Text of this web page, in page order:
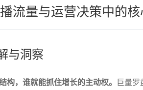
流量与运营决策中的核
与洞察
，谁就能抓住增长的主动权。 巨量